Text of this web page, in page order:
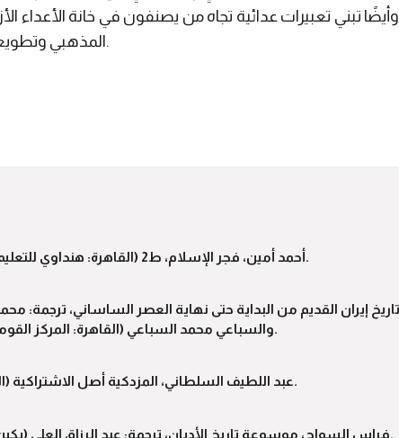
وأيضًا تبني تعبيرات عدائية تجاه من يصنفون في خانة
المذهبي وتطويعه لما يخدم الأجندة العِرقية لحكام إيران الحاليين.
أحمد أمين، فجر الإسلام، ط2 (القاهرة: هنداوي للتعليم والثقافة، 2012).
إيران القديم من البداية حتى نهاية العصر الساساني، ترجمة:
والسباعي محمد السباعي (القاهرة: المركز القومي للترجمة، 2013).
عبد اللطيف السلطاني، المزدكية أصل الاشتراكية (الجزائر: د.ن،1974).
فراس السواح، موسوعة تاريخ الأديان، ترجمة: عبد الرزاق العلي (بكين: التكوين، 2016).